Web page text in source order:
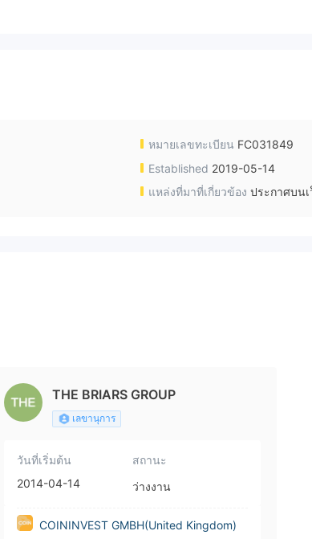
หมายเลขทะเบียน FC031849
Established 2019-05-14
แหล่งที่มาที่เกี่ยวข้อง ประกาศบน
THE BRIARS GROUP
เลขานุการ
วันที่เริ่มต้น
2014-04-14
สถานะ
ว่างงาน
COININVEST GMBH(United Kingdom)